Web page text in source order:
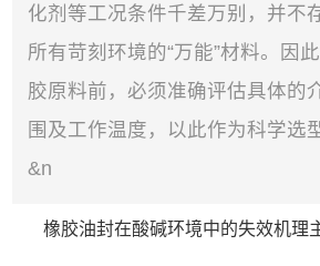
化剂等工况条件千差万别，并不
所有苛刻环境的“万能”材料。因
胶原料前，必须准确评估具体的
围及工作温度，以此作为科学选
&n
橡胶油封在酸碱环境中的失效机理